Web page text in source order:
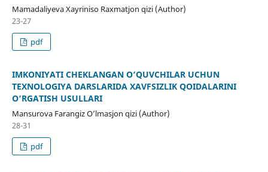
Mamadaliyeva Xayriniso Raxmatjon qizi (Author)
23-27
pdf
IMKONIYATI CHEKLANGAN O‘QUVCHILAR UCHUN
TEXNOLOGIYA DARSLARIDA XAVFSIZLIK QOIDALARINI
O‘RGATISH USULLARI
Mansurova Farangiz O’lmasjon qizi (Author)
28-31
pdf